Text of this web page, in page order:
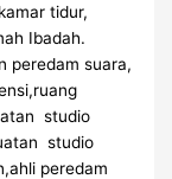
tidur,
Ibadah.
peredam suara,
studio
studio
peredam